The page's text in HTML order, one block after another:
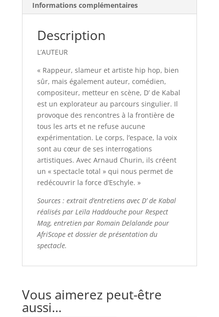
Informations complémentaires
Description
L’AUTEUR
« Rappeur, slameur et artiste hip hop, bien
sûr, mais également auteur, comédien,
compositeur, metteur en scène, D’ de Kabal
est un explorateur au parcours singulier. Il
provoque des rencontres à la frontière de
tous les arts et ne refuse aucune
expérimentation. Le corps, l’espace, la voix
sont au cœur de ses interrogations
artistiques. Avec Arnaud Churin, ils créent
un « spectacle total » qui nous permet de
redécouvrir la force d’Eschyle. »
Sources : extrait d’entretiens avec D’ de Kabal
réalisés par Leïla Haddouche pour Respect
Mag, entretien par Romain Delalande pour
AfriScope et dossier de présentation du
spectacle.
Vous aimerez peut-être
aussi…